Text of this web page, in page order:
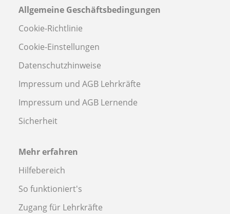
Allgemeine Geschäftsbedingungen
Cookie-Richtlinie
Cookie-Einstellungen
Datenschutzhinweise
Impressum und AGB Lehrkräfte
Impressum und AGB Lernende
Sicherheit
Mehr erfahren
Hilfebereich
So funktioniert's
Zugang für Lehrkräfte